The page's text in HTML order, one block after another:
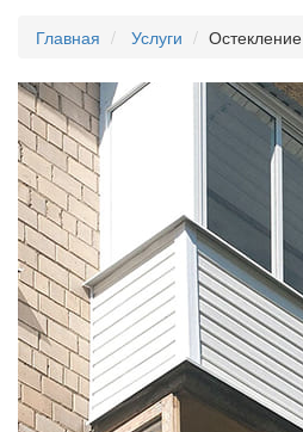
Главная Услуги